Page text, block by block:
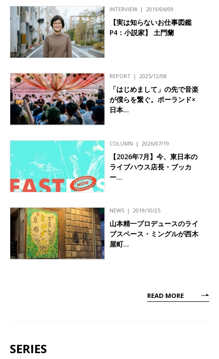
INTERVIEW 2019/04/09
【実は知らないお仕事図鑑
P4：小説家】 土門蘭
REPORT 2025/12/08
「はじめまして」の先で音楽
が僕らを繋ぐ。ポーランド×
日本…
COLUMN 2026/07/19
【2026年7月】今、東日本の
ライブハウス店長・ブッカ
ー…
NEWS 2019/10/25
山本精一プロデュースのライ
ブスペース・ミングルが西木
屋町…
READ MORE
SERIES